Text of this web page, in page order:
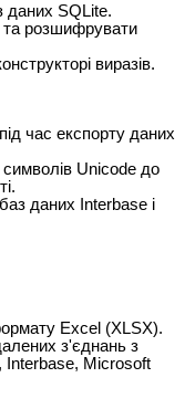
даних SQLite.
розшифрувати
виразів.
час експорту даних
Unicode до
даних Interbase і
Excel (XLSX).
з'єднань з
Microsoft